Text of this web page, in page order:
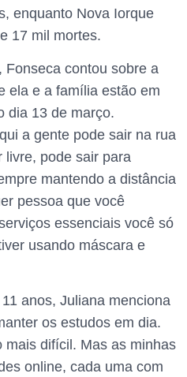
enquanto Nova Iorque
17 mil mortes.
Fonseca contou sobre a
ela e a família estão em
dia 13 de março.
a gente pode sair na rua
livre, pode sair para
mantendo a distância
pessoa que você
essenciais você só
usando máscara e
anos, Juliana menciona
os estudos em dia.
mais difícil. Mas as minhas
online, cada uma com